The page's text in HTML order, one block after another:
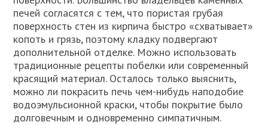
печей согласятся с тем, что пористая грубая
поверхность стен из кирпича быстро «схватывает»
копоть и грязь, поэтому кладку подвергают
дополнительной отделке. Можно использовать
традиционные рецепты побелки или современный
красящий материал. Осталось только выяснить,
можно ли покрасить печь чем-нибудь наподобие
водоэмульсионной краски, чтобы покрытие было
долговечным и одновременно симпатичным.